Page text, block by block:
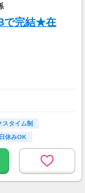
で完結★在
スタイム制
休みOK